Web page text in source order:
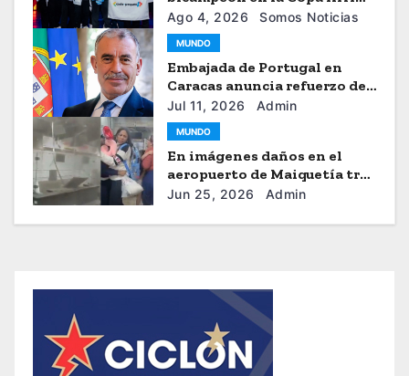
2026
Ago 4, 2026 Somos Noticias
MUNDO
Embajada de Portugal en
Caracas anuncia refuerzo de
ayuda humanitaria
Jul 11, 2026 Admin
MUNDO
En imágenes daños en el
aeropuerto de Maiquetía tras
los sismos
Jun 25, 2026 Admin